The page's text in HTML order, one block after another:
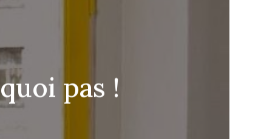
pas !